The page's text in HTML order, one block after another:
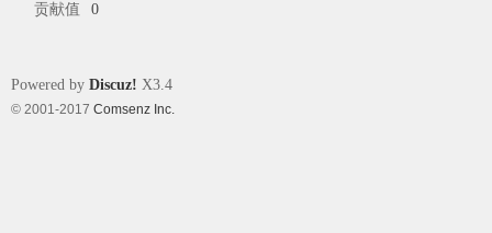
贡献值
0
Powered by Discuz! X3.4
© 2001-2017 Comsenz Inc.